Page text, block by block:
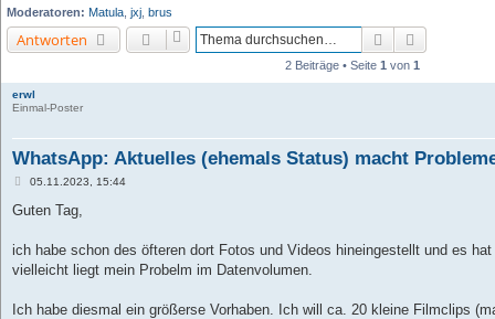
Moderatoren: Matula jxj brus
Antworten Suche
2 Beiträge • Seite 1 von 1
erwl
Einmal-Poster
WhatsApp: Aktuelles (ehemals Status) macht
B
i
a
05.11.2023, 15:44
Guten Tag,
ich habe schon des öfteren dort Fotos und Videos hineingestellt und es
vielleicht liegt mein Probelm im Datenvolumen.
Ich habe diesmal ein größerse Vorhaben. Ich will ca. 20 kleine Filmclips